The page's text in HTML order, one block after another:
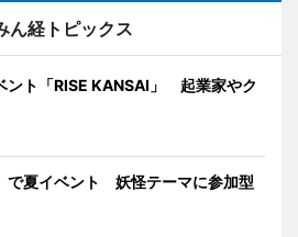
ん経トピックス
ント「RISE KANSAI」 起業家やク
で夏イベント 妖怪テーマに参加型